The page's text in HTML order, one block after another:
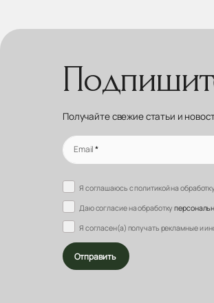
Получайте свежие статьи и
Email*
Я соглашаюсь с политикой на
Даю согласие на обработку
Я согласен(а) получать рекламные и
Отправить